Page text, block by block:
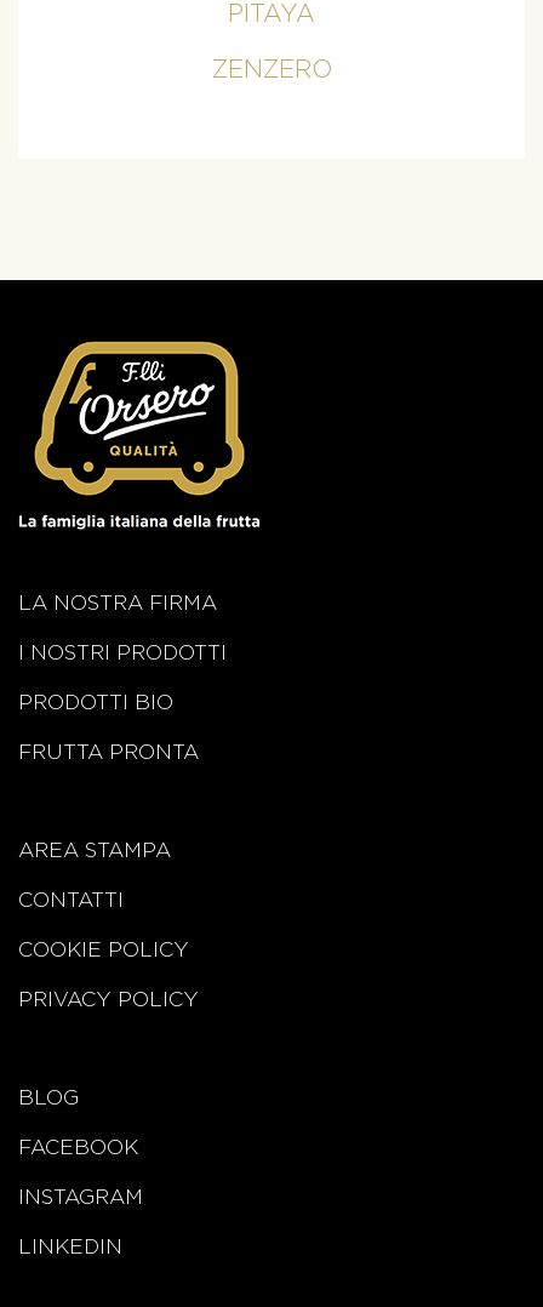
PITAYA
ZENZERO
LA NOSTRA FIRMA
I NOSTRI PRODOTTI
PRODOTTI BIO
FRUTTA PRONTA
AREA STAMPA
CONTATTI
COOKIE POLICY
PRIVACY POLICY
BLOG
FACEBOOK
INSTAGRAM
LINKEDIN